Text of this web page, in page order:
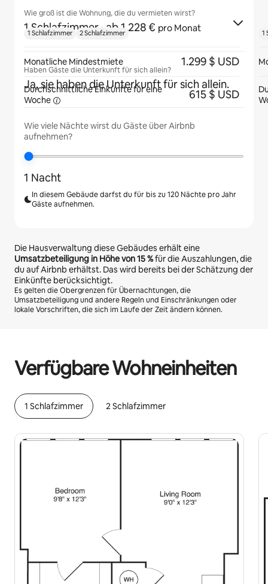
Wie groß ist die Wohnung, die du vermieten wirst?
1 Schlafzimmer · ab 1.228 € pro Monat
Haben Gäste die Unterkunft für sich allein?
Ja, sie haben die Unterkunft für sich allein.
Wie viele Nächte wirst du Gäste über Airbnb
aufnehmen?
1 Nacht
In diesem Gebäude darfst du für bis zu 120 Nächte pro Jahr
Gäste aufnehmen.
Die Hausverwaltung diese Gebäudes erhält eine
Umsatzbeteiligung in Höhe von15 %für die Auszahlungen, die
du auf Airbnb erhältst. Das wird bereits bei der Schätzung der
Einkünfte berücksichtigt.
Es gelten die Obergrenzen für Übernachtungen, die
Umsatzbeteiligung und andere Regeln und Einschränkungen oder
lokale Vorschriften, die sich im Laufe der Zeit ändern können.
Verfügbare Wohneinheiten
1 Schlafzimmer 2 Schlafzimmer
1 Schlafzimmer 2 Schlafzimmer
Monatliche Mindestmiete 1.299 $ USD
Durchschnittliche Einkünfte für eine
Woche
615 $ USD
1